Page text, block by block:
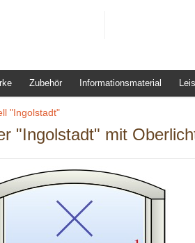
Zubehör Informationsmaterial
"Ingolstadt"
"Ingolstadt" mit